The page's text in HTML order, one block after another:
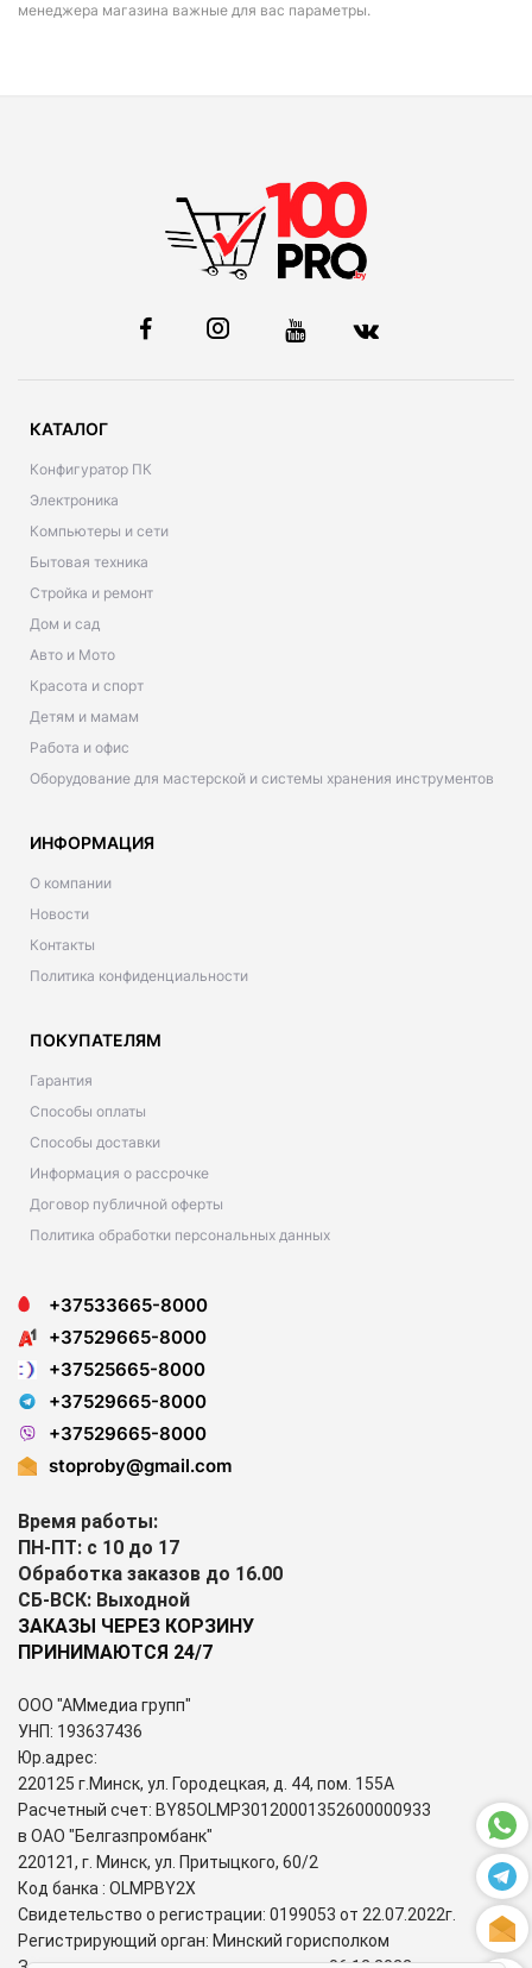
менеджера магазина важные для вас параметры.
КАТАЛОГ
Конфигуратор ПК
Электроника
Компьютеры и сети
Бытовая техника
Стройка и ремонт
Дом и сад
Авто и Мото
Красота и спорт
Детям и мамам
Работа и офис
Оборудование для мастерской и системы хранения инструментов
ИНФОРМАЦИЯ
О компании
Новости
Контакты
Политика конфиденциальности
ПОКУПАТЕЛЯМ
Гарантия
Способы оплаты
Способы доставки
Информация о рассрочке
Договор публичной оферты
Политика обработки персональных данных
+37533665-8000
+37529665-8000
+37525665-8000
+37529665-8000
+37529665-8000
stoproby@gmail.com
Время работы:
ПН-ПТ: с 10 до 17
Обработка заказов до 16.00
СБ-ВСК: Выходной
ЗАКАЗЫ ЧЕРЕЗ КОРЗИНУ
ПРИНИМАЮТСЯ 24/7
ООО "АМмедиа групп"
УНП: 193637436
Юр.адрес:
220125 г.Минск, ул. Городецкая, д. 44, пом. 155А
Расчетный счет: BY85OLMP30120001352600000933
в ОАО "Белгазпромбанк"
220121, г. Минск, ул. Притыцкого, 60/2
Код банка : OLMPBY2X
Свидетельство о регистрации: 0199053 от 22.07.2022г.
Регистрирующий орган: Минский горисполком